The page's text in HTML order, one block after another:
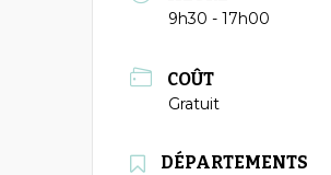
9h30 - 17h00
COÛT
Gratuit
DÉPARTEMENTS